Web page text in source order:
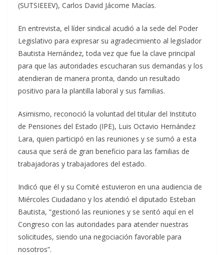
(SUTSIEEEV), Carlos David Jácome Macías.
En entrevista, el líder sindical acudió a la sede del Poder
Legislativo para expresar su agradecimiento al legislador
Bautista Hernández, toda vez que fue la clave principal
para que las autoridades escucharan sus demandas y los
atendieran de manera pronta, dando un resultado
positivo para la plantilla laboral y sus familias.
Asimismo, reconoció la voluntad del titular del Instituto
de Pensiones del Estado (IPE), Luis Octavio Hernández
Lara, quien participó en las reuniones y se sumó a esta
causa que será de gran beneficio para las familias de
trabajadoras y trabajadores del estado.
Indicó que él y su Comité estuvieron en una audiencia de
Miércoles Ciudadano y los atendió el diputado Esteban
Bautista, “gestionó las reuniones y se sentó aquí en el
Congreso con las autoridades para atender nuestras
solicitudes, siendo una negociación favorable para
nosotros”.